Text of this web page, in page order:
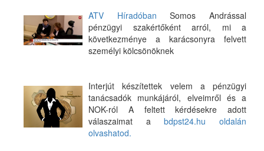
ATV Híradóban Somos Andrással
pénzügyi szakértőként arról, mi a
következménye a karácsonyra felvett
személyi kölcsönöknek
Interjút készítettek velem a pénzügyi
tanácsadók munkájáról, elveimről és a
NOK-ról A feltett kérdésekre adott
válaszaimat abdpst24.hu oldalán
olvashatod.